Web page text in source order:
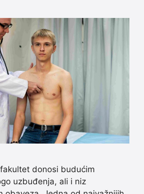
donosi budućim
uzbuđenja, ali i niz